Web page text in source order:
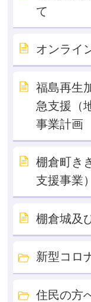
て
オンライ
福島再生
急支援（
事業計画
棚倉町き
支援事業
棚倉城及
新型コロ
住民の方